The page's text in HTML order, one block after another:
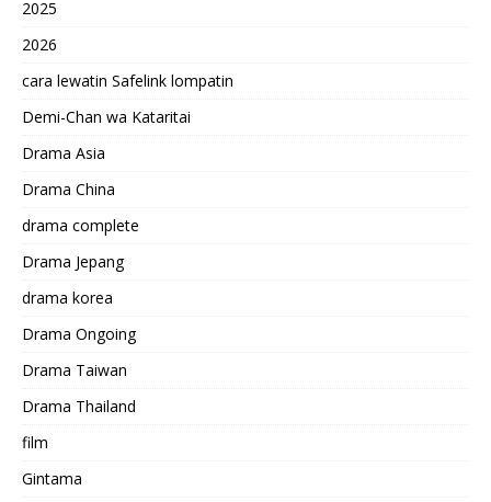
2025
2026
cara lewatin Safelink lompatin
Demi-Chan wa Kataritai
Drama Asia
Drama China
drama complete
Drama Jepang
drama korea
Drama Ongoing
Drama Taiwan
Drama Thailand
film
Gintama